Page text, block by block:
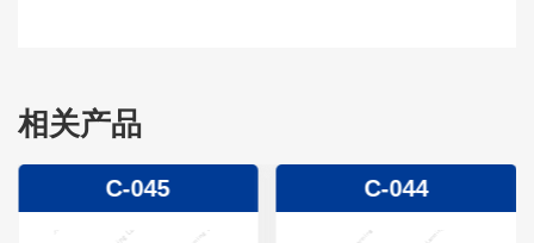
相关产品
C-045 C-044